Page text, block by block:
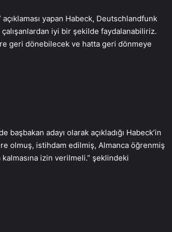
yapan Habeck, Deutschlandfunk
iyi bir şekilde faydalanabiliriz.
geri dönebilecek ve hatta geri dönmeye
adayı olarak açıkladığı Habeck’in
olmuş, istihdam edilmiş, Almanca öğrenmiş
izin verilmeli.” şeklindeki
Porego ile Kargo Süreçlerinizi Daha
Kolay Yönetin